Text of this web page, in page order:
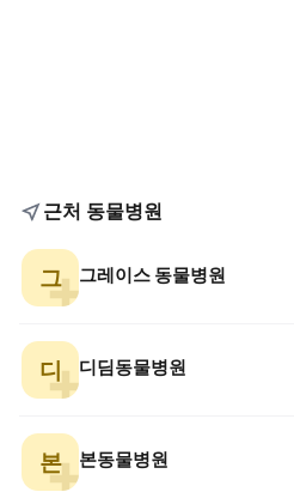
근처 동물병원
그 그레이스 동물병원
디 디딤동물병원
본 본동물병원